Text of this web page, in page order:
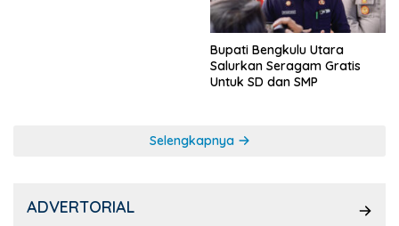
Bupati Bengkulu Utara
Salurkan Seragam Gratis
Untuk SD dan SMP
Selengkapnya
ADVERTORIAL